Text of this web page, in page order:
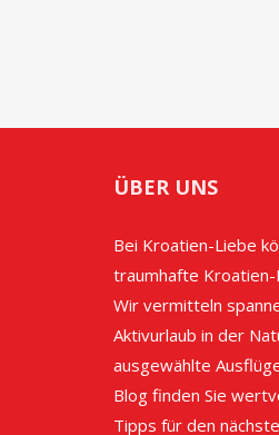
ÜBER UNS
Bei Kroatien-Liebe
traumhafte Kroatien-
Wir vermitteln
Aktivurlaub in der
ausgewählte
Blog finden Sie
Tipps für den